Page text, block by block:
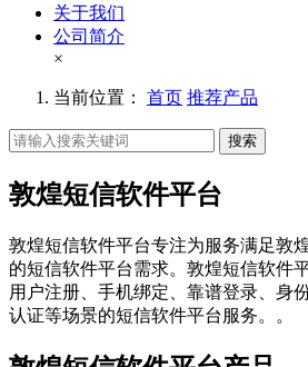
关于我们
公司简介
×
当前位置： 首页 推荐产品
搜索
敦煌短信软件平台
敦煌短信软件平台专注为服务满足敦
的短信软件平台需求。敦煌短信软件
用户注册、手机绑定、靠谱登录、身
认证等场景的短信软件平台服务。。